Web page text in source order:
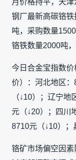
钢厂最新高碳铬
吨，采购数量
铬铁数量2000吨
今日合金宝指数价
价）：河北地区
（↓10）；辽宁
元（↓20）；四川
8710元（↓10）；
铬矿市场偏空因